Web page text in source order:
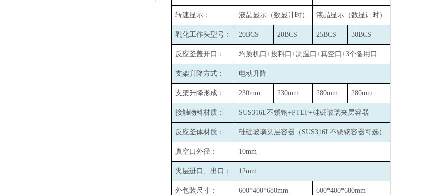
转速显示： 液晶显示（数显计时） 液晶显示（数显计时）
乳化工作头型号： 20BCS 20BCS 25BCS 30BCS
反应釜盖开口： 均质机口+投料口+测温口+真空口+3个备用口
支架升降方式： 电动升降
支架升降形成： 230mm 230mm 280mm 280mm
接触物料材质： SUS316L不锈钢+PTEF+硅硼玻璃夹层容器
反应釜体材质： 硅硼玻璃夹层容器（SUS316L不锈钢容器可选）
真空口外径： 10mm
夹层进口、出口： 12mm
外包装尺寸： 600*400*680mm 600*400*680mm